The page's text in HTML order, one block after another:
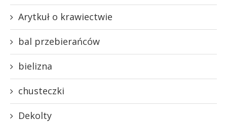
Arytkuł o krawiectwie
bal przebierańców
bielizna
chusteczki
Dekolty